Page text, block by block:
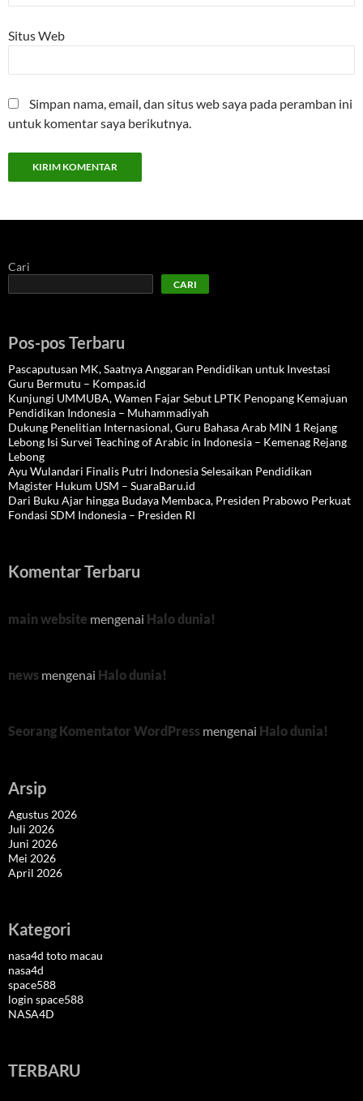
Situs Web
Simpan nama, email, dan situs web saya pada peramban ini
untuk komentar saya berikutnya.
Cari
CARI
Pos-pos Terbaru
Pascaputusan MK, Saatnya Anggaran Pendidikan untuk Investasi
Guru Bermutu – Kompas.id
Kunjungi UMMUBA, Wamen Fajar Sebut LPTK Penopang Kemajuan
Pendidikan Indonesia – Muhammadiyah
Dukung Penelitian Internasional, Guru Bahasa Arab MIN 1 Rejang
Lebong Isi Survei Teaching of Arabic in Indonesia – Kemenag Rejang
Lebong
Ayu Wulandari Finalis Putri Indonesia Selesaikan Pendidikan
Magister Hukum USM – SuaraBaru.id
Dari Buku Ajar hingga Budaya Membaca, Presiden Prabowo Perkuat
Fondasi SDM Indonesia – Presiden RI
Komentar Terbaru
main website mengenai Halo dunia!
news mengenai Halo dunia!
Seorang Komentator WordPress mengenai Halo dunia!
Arsip
Agustus 2026
Juli 2026
Juni 2026
Mei 2026
April 2026
Kategori
nasa4d toto macau
nasa4d
space588
login space588
NASA4D
TERBARU